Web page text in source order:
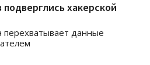
хакерской
перехватывает данные